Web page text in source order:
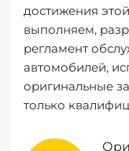
достижения
выполняем,
регламент
автомобилей,
оригинальные
только